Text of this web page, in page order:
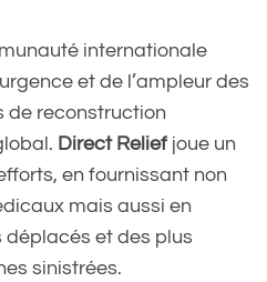
internationale
et de l’ampleur des
de reconstruction
Direct Relief joue un
en fournissant non
mais aussi en
et des plus
sinistrées.